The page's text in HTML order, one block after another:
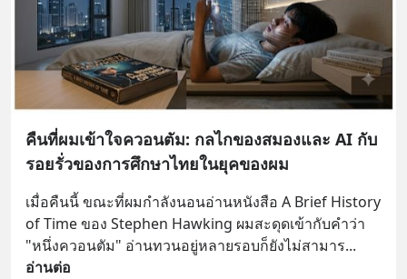
คืนที่ผมเข้าใจควอนตัม: กลไกของสมองและ AI กับ
รอยรั่วของการศึกษาไทยในยุคของผม
เมื่อคืนนี้ ขณะที่ผมกำลังนอนอ่านหนังสือ A Brief History
of Time ของ Stephen Hawking ผมสะดุดเข้ากับคำว่า
"หนึ่งควอนตัม" อ่านทวนอยู่หลายรอบก็ยังไม่สามาร
อ่านต่อ